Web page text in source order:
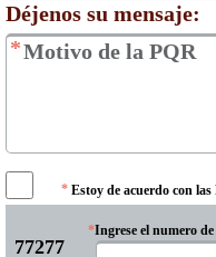
Déjenos su mensaje:
*
*Estoy de acuerdo con
*Ingrese el numero